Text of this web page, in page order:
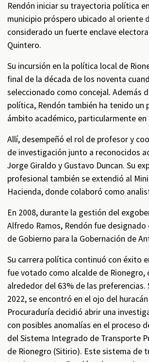
Rendón iniciar su trayectoria política
municipio próspero ubicado al oriente
considerado un fuerte enclave
Quintero.
Su incursión en la política local de
final de la década de los noventa
seleccionado como concejal. Además
política, Rendón también ha tenido un
ámbito académico, particularmente en
Allí, desempeñó el rol de profesor y
de investigación junto a reconocidos
Jorge Giraldo y Gustavo Duncan. Su
profesional también se extendió al
Hacienda, donde colaboró como
En 2008, durante la gestión del
Alfredo Ramos, Rendón fue
de Gobierno para la Gobernación de
Su carrera política continuó con éxito
fue votado como alcalde de Rionegro,
alrededor del 63% de las preferencias.
2022, se encontró en el ojo del
Procuraduría decidió abrir una
con posibles anomalías en el proceso
del Sistema Integrado de Transporte
de Rionegro (Sitirio). Este sistema de